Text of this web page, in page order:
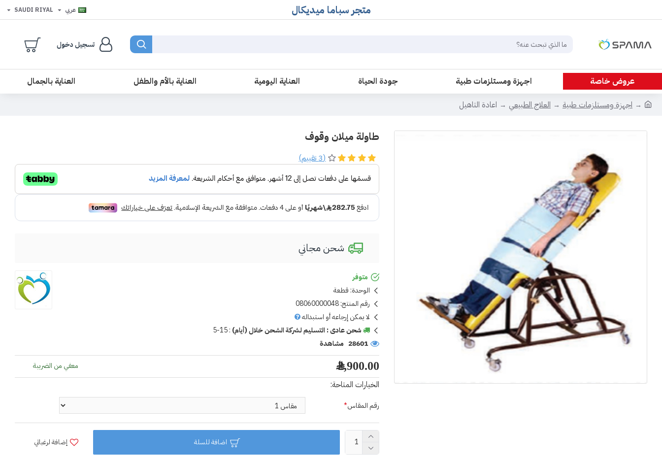
متجر سباما ميديكال عربي SAUDI RIYAL
تسجيل دخول
عروض خاصة اجهزة ومستلزمات طبية جودة الحياة العناية اليومية العناية بالأم والطفل
العناية بالجمال
اجهزة ومستلزمات طبية
العلاج الطبيعي اعادة التاهيل
طاولة ميلان وقوف
متوفر
الوحدة: قطعة
رقم المنتج:08060000048
لا يمكن إرجاعه أو استبداله
شحن عادى : التسليم لشركة الشحن خلال (أيام) :
5-15
28601 مشاهدة
(3 تقييم)
2,900.00 ﷼ معفي من الضريبة
الخيارات المتاحة:
رقم المقاس
اضافة للسلة إضافة لرغباتي
شحن مجاني